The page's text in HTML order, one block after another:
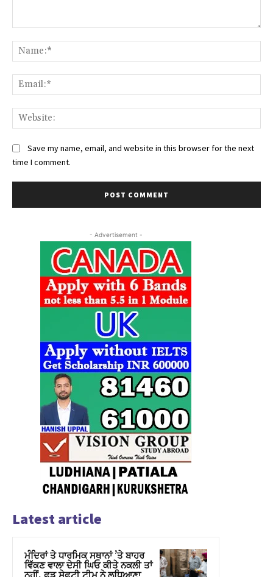
Save my name, email, and website in this browser for the next
time I comment.
- Advertisement -
Latest article
ਮੰਦਿਰਾਂ ਤੇ ਧਾਰਮਿਕ ਸਥਾਨਾਂ ’ਤੇ ਬਾਹਰ
ਵਿੱਕਣ ਵਾਲਾ ਦੇਸੀ ਘਿਓ ਕੀਤੇ ਨਕਲੀ ਤਾਂ